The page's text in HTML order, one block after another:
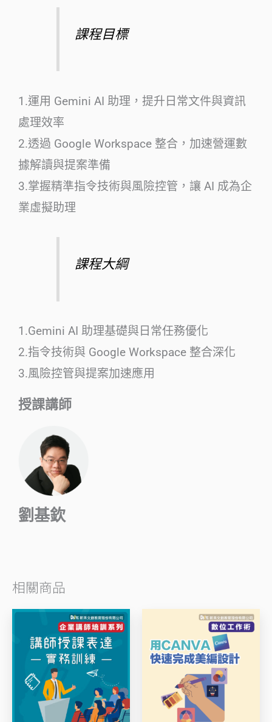
課程目標
1.運用 Gemini AI 助理，提升日常文件與資訊
處理效率
2.透過 Google Workspace 整合，加速營運數
據解讀與提案準備
3.掌握精準指令技術與風險控管，讓 AI 成為企
業虛擬助理
課程大綱
1.Gemini AI 助理基礎與日常任務優化
2.指令技術與 Google Workspace 整合深化
3.風險控管與提案加速應用
授課講師
劉基欽
相關商品